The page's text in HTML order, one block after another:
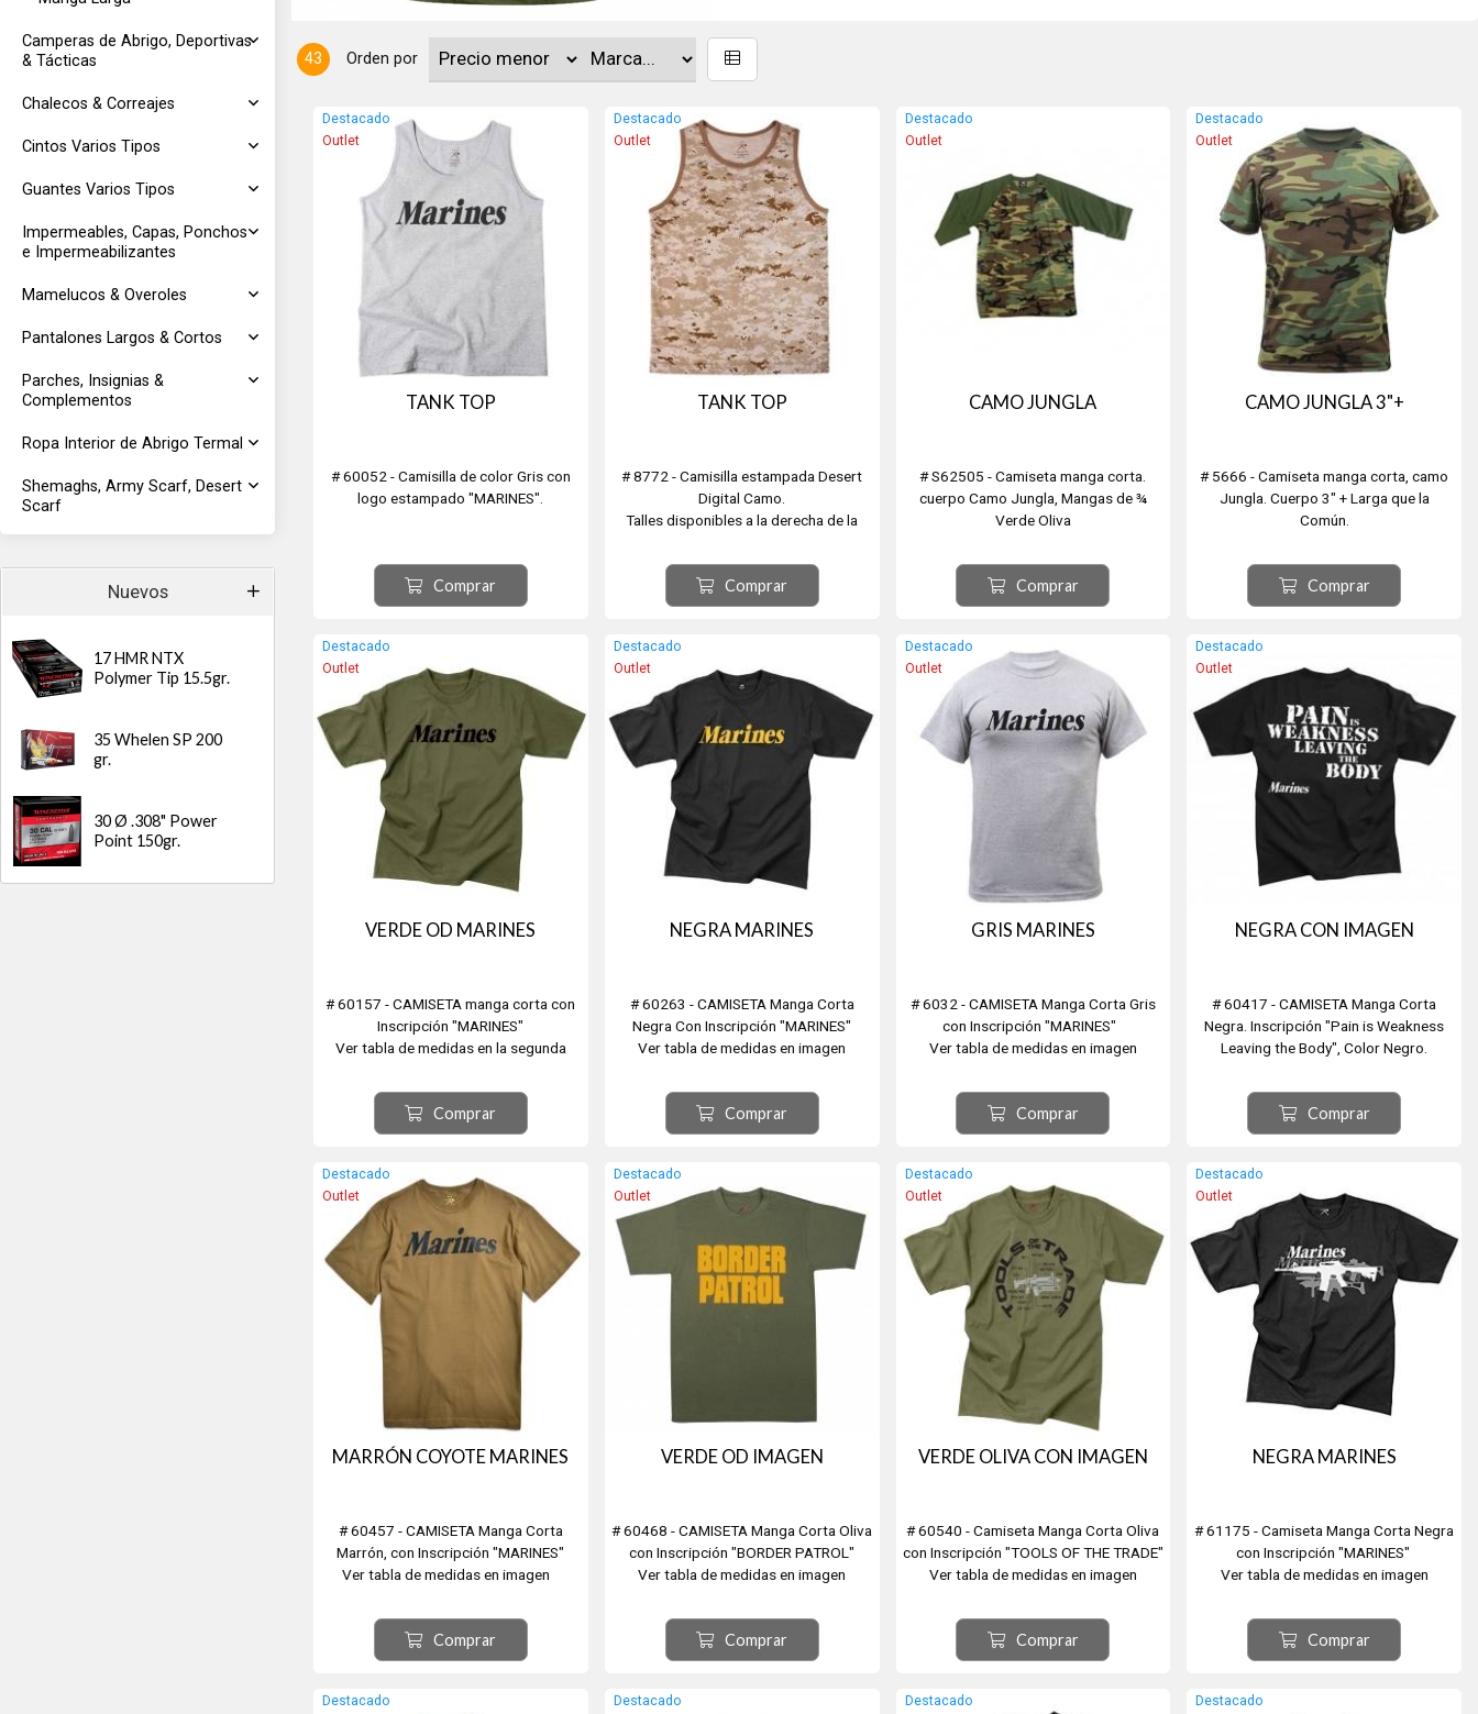
Camperas de Abrigo, Deportivas
& Tácticas
Chalecos & Correajes
Cintos Varios Tipos
Guantes Varios Tipos
Impermeables, Capas, Ponchos
e Impermeabilizantes
Mamelucos & Overoles
Pantalones Largos & Cortos
Parches, Insignias &
Complementos
Ropa Interior de Abrigo Termal
Shemaghs, Army Scarf, Desert
Scarf
Nuevos
17 HMR NTX
Polymer Tip 15.5gr.
35 Whelen SP 200
gr.
30 Ø .308" Power
Point 150gr.
43 Orden por
Destacado
Outlet
TANK TOP
# 60052 - Camisilla de color Gris con
logo estampado "MARINES".
Comprar
Destacado
Outlet
TANK TOP
# 8772 - Camisilla estampada Desert
Digital Camo.
Talles disponibles a la derecha de la
Comprar
Destacado
Outlet
CAMO JUNGLA
# S62505 - Camiseta manga corta.
cuerpo Camo Jungla, Mangas de ¾
Verde Oliva
Comprar
Destacado
Outlet
CAMO JUNGLA 3"+
# 5666 - Camiseta manga corta, camo
Jungla. Cuerpo 3" + Larga que la
Común.
Comprar
Destacado
Outlet
VERDE OD MARINES
# 60157 - CAMISETA manga corta con
Inscripción "MARINES"
Ver tabla de medidas en la segunda
Comprar
Destacado
Outlet
NEGRA MARINES
# 60263 - CAMISETA Manga Corta
Negra Con Inscripción "MARINES"
Ver tabla de medidas en imagen
Comprar
Destacado
Outlet
GRIS MARINES
# 6032 - CAMISETA Manga Corta Gris
con Inscripción "MARINES"
Ver tabla de medidas en imagen
Comprar
Destacado
Outlet
NEGRA CON IMAGEN
# 60417 - CAMISETA Manga Corta
Negra. Inscripción "Pain is Weakness
Leaving the Body", Color Negro.
Comprar
Destacado
Outlet
MARRÓN COYOTE MARINES
# 60457 - CAMISETA Manga Corta
Marrón, con Inscripción "MARINES"
Ver tabla de medidas en imagen
Comprar
Destacado
Outlet
VERDE OD IMAGEN
# 60468 - CAMISETA Manga Corta Oliva
con Inscripción "BORDER PATROL"
Ver tabla de medidas en imagen
Comprar
Destacado
Outlet
VERDE OLIVA CON IMAGEN
# 60540 - Camiseta Manga Corta Oliva
con Inscripción "TOOLS OF THE TRADE"
Ver tabla de medidas en imagen
Comprar
Destacado
Outlet
NEGRA MARINES
# 61175 - Camiseta Manga Corta Negra
con Inscripción "MARINES"
Ver tabla de medidas en imagen
Comprar
Destacado
Destacado
Destacado
Destacado